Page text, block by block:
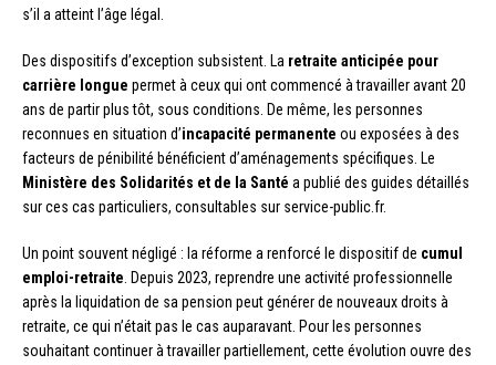
s’il a atteint l’âge légal.
Des dispositifs d’exception subsistent. La retraite anticipée pour
carrière longue permet à ceux qui ont commencé à travailler avant 20
ans de partir plus tôt, sous conditions. De même, les personnes
reconnues en situation d’incapacité permanente ou exposées à des
facteurs de pénibilité bénéficient d’aménagements spécifiques. Le
Ministère des Solidarités et de la Santé a publié des guides détaillés
sur ces cas particuliers, consultables sur service-public.fr.
Un point souvent négligé : la réforme a renforcé le dispositif de cumul
emploi-retraite . Depuis 2023, reprendre une activité professionnelle
après la liquidation de sa pension peut générer de nouveaux droits à
retraite, ce qui n’était pas le cas auparavant. Pour les personnes
souhaitant continuer à travailler partiellement, cette évolution ouvre des